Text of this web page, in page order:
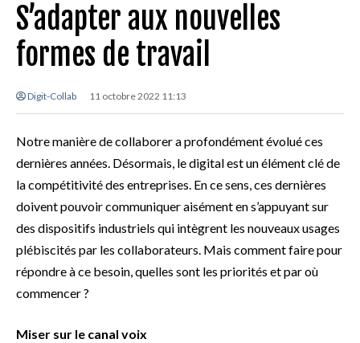
S’adapter aux nouvelles
formes de travail
Digit-Collab 11 octobre 2022 11:13
Notre manière de collaborer a profondément évolué ces
dernières années. Désormais, le digital est un élément clé de
la compétitivité des entreprises. En ce sens, ces dernières
doivent pouvoir communiquer aisément en s’appuyant sur
des dispositifs industriels qui intègrent les nouveaux usages
plébiscités par les collaborateurs. Mais comment faire pour
répondre à ce besoin, quelles sont les priorités et par où
commencer ?
Miser sur le canal voix